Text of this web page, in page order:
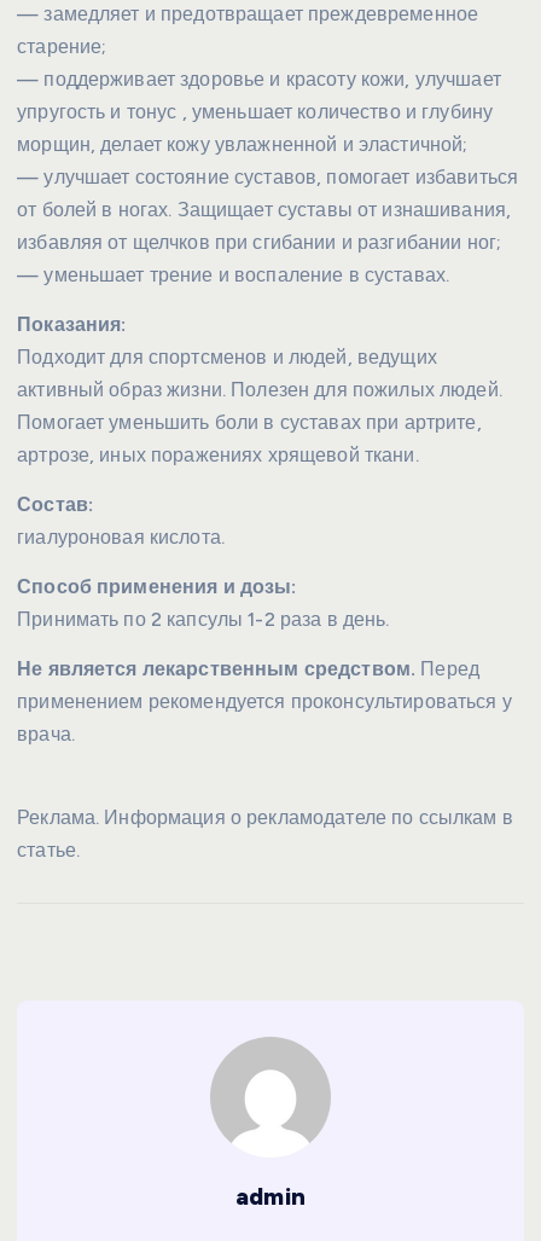
— замедляет и предотвращает преждевременное
старение;
— поддерживает здоровье и красоту кожи, улучшает
упругость и тонус , уменьшает количество и глубину
морщин, делает кожу увлажненной и эластичной;
— улучшает состояние суставов, помогает избавиться
от болей в ногах. Защищает суставы от изнашивания,
избавляя от щелчков при сгибании и разгибании ног;
— уменьшает трение и воспаление в суставах.
Показания:
Подходит для спортсменов и людей, ведущих
активный образ жизни. Полезен для пожилых людей.
Помогает уменьшить боли в суставах при артрите,
артрозе, иных поражениях хрящевой ткани.
Состав:
гиалуроновая кислота.
Способ применения и дозы:
Принимать по 2 капсулы 1-2 раза в день.
Не является лекарственным средством. Перед
применением рекомендуется проконсультироваться у
врача.
Реклама. Информация о рекламодателе по ссылкам в
статье.
admin